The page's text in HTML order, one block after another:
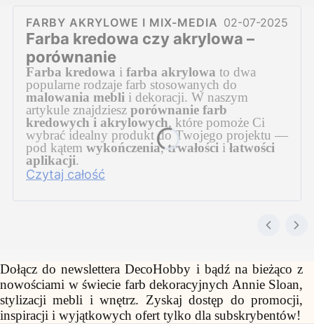
FARBY AKRYLOWE I MIX-MEDIA 02-07-2025
Farba kredowa czy akrylowa –
porównanie
Farba kredowa i farba akrylowa to dwa
popularne rodzaje farb stosowanych do
malowania mebli i dekoracji. W naszym
artykule znajdziesz porównanie farb
kredowych i akrylowych, które pomoże Ci
wybrać idealny produkt do Twojego projektu —
pod kątem wykończenia,trwałości i łatwości
aplikacji.
Czytaj całość
Dołącz do newslettera DecoHobby i bądź na bieżąco z
nowościami w świecie farb dekoracyjnych Annie Sloan,
stylizacji mebli i wnętrz. Zyskaj dostęp do promocji,
inspiracji i wyjątkowych ofert tylko dla subskrybentów!